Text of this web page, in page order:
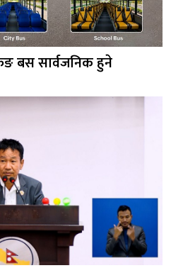
बस सार्वजनिक हुने